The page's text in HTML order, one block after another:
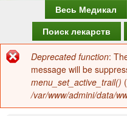
а
в
о
Весь Медикал
Поиск лекарств
Сообщение
об
ошибке
Deprecated function:
message will be
menu_set_active_trail()
/var/www/admini/data/